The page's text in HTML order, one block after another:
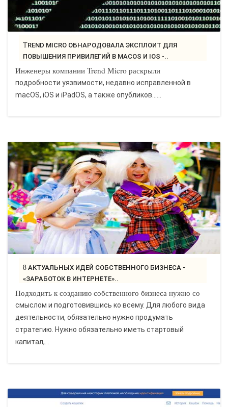
TREND MICRO ОБНАРОДОВАЛА ЭКСПЛОИТ ДЛЯ
ПОВЫШЕНИЯ ПРИВИЛЕГИЙ В MACOS И IOS -..
Инженеры компании Trend Micro раскрыли
подробности уязвимости, недавно исправленной в
macOS, iOS и iPadOS, а также опубликов…...
8 АКТУАЛЬНЫХ ИДЕЙ СОБСТВЕННОГО БИЗНЕСА -
«ЗАРАБОТОК В ИНТЕРНЕТЕ»..
Подходить к созданию собственного бизнеса нужно со
смыслом и подготовившись ко всему. Для любого вида
деятельности, обязательно нужно продумать
стратегию. Нужно обязательно иметь стартовый
капитал,...